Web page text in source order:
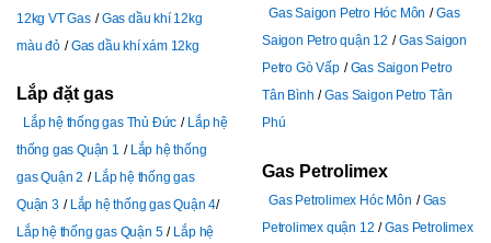
12kg VT Gas
Gas dầu khí 12kg
màu đỏ
Gas dầu khí xám 12kg
Lắp đặt gas
Lắp hệ thống gas Thủ Đức
Lắp hệ
thống gas Quận 1
Lắp hệ thống
gas Quận 2
Lắp hệ thống gas
Quận 3
Lắp hệ thống gas Quận 4
Lắp hệ thống gas Quận 5
Lắp hệ
Gas Saigon Petro Hóc Môn
Gas
Saigon Petro quận 12
Gas Saigon
Petro Gò Vấp
Gas Saigon Petro
Tân Bình
Gas Saigon Petro Tân
Phú
Gas Petrolimex
Gas Petrolimex Hóc Môn
Gas
Petrolimex quận 12
Gas Petrolimex